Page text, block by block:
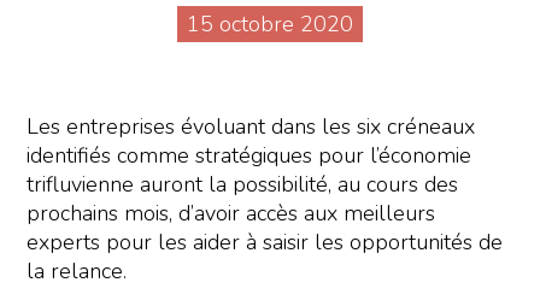
15 octobre 2020
Les entreprises évoluant dans les six créneaux
identifiés comme stratégiques pour l’économie
trifluvienne auront la possibilité, au cours des
prochains mois, d’avoir accès aux meilleurs
experts pour les aider à saisir les opportunités de
la relance.